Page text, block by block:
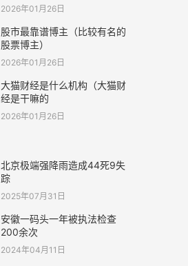
2026年01月26日
股市最靠谱博主（比较有名的
股票博主）
2026年01月26日
大猫财经是什么机构（大猫财
经是干嘛的
2026年01月26日
北京极端强降雨造成44死9失
踪
2025年07月31日
安徽一码头一年被执法检查
200余次
2024年04月11日